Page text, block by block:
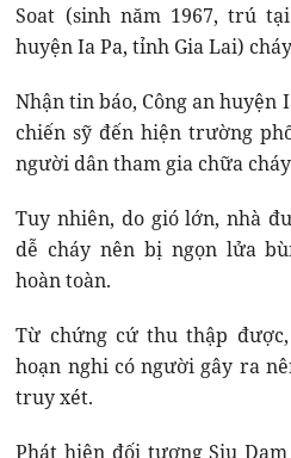
Soat (sinh năm 1967, trú
huyện Ia Pa, tỉnh Gia Lai)
Nhận tin báo, Công an huyện
chiến sỹ đến hiện trường
người dân tham gia chữa
Tuy nhiên, do gió lớn, nhà
dễ cháy nên bị ngọn lửa
hoàn toàn.
Từ chứng cứ thu thập
hoạn nghi có người gây ra
truy xét.
Phát hiện đối tượng Siu